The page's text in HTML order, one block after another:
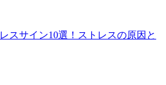
スサイン10選！ストレスの原因と